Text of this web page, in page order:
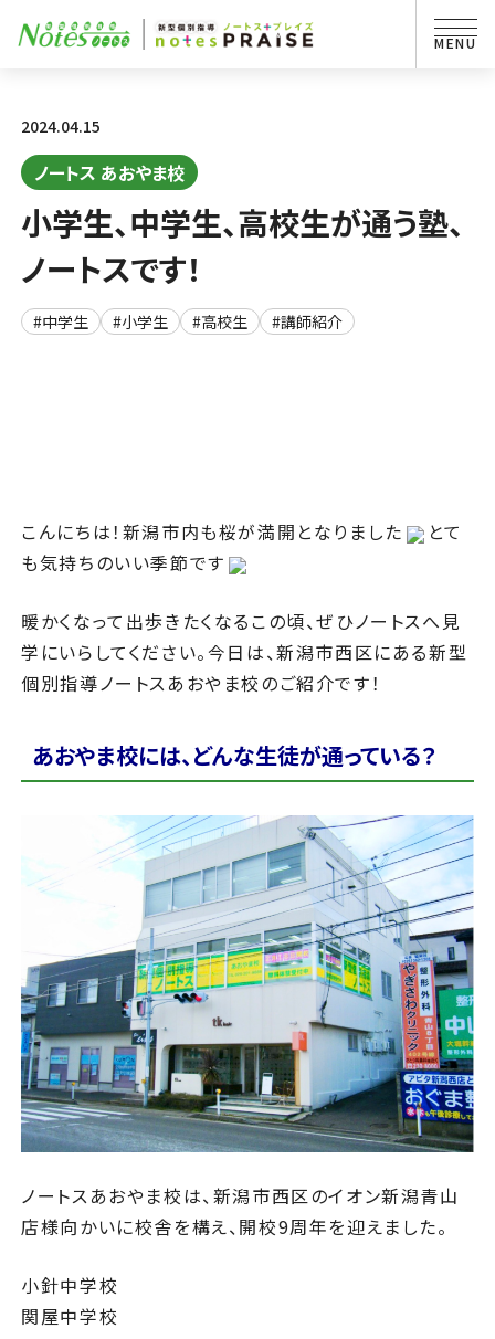
2024.04.15
ノートス あおやま校
小学生、中学生、高校生が通う塾、
ノートスです！
#中学生 #小学生 #高校生 #講師紹介
こんにちは！新潟市内も桜が満開となりました
とて
も気持ちのいい季節です
暖かくなって出歩きたくなるこの頃、ぜひノートスへ見
学にいらしてください。今日は、新潟市西区にある新型
個別指導ノートスあおやま校のご紹介です！
あおやま校には、どんな生徒が通っている？
ノートスあおやま校は、新潟市西区のイオン新潟青山
店様向かいに校舎を構え、開校9周年を迎えました。
小針中学校
関屋中学校